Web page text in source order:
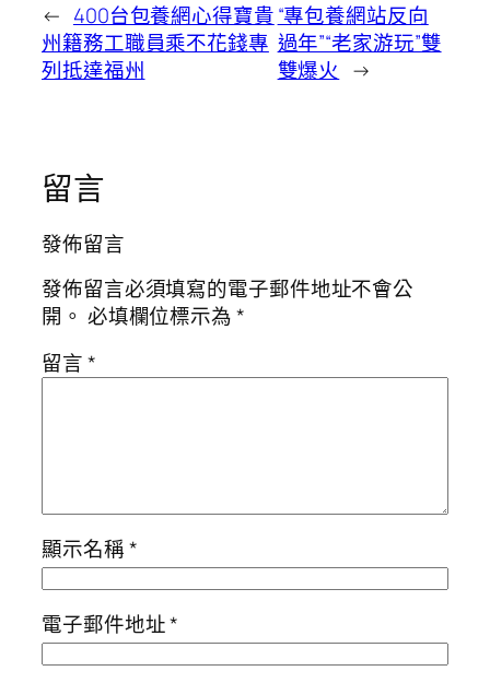
← 400台包養網心得寶貴
州籍務工職員乘不花錢專
列抵達福州
“專包養網站反向
過年”“老家游玩”雙
雙爆火 →
留言
發佈留言
發佈留言必須填寫的電子郵件地址不會公
開。 必填欄位標示為*
留言*
顯示名稱*
電子郵件地址*